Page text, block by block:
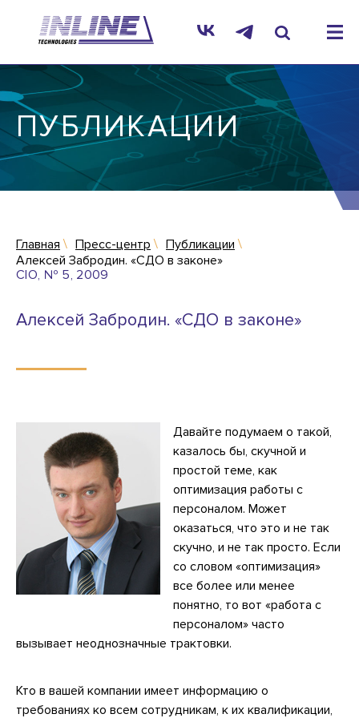
ПУБЛИКАЦИИ
Главная Пресс-центр
Публикации
Алексей Забродин. «СДО в законе»
CIO, № 5, 2009
Алексей Забродин. «СДО в законе»
Давайте подумаем о такой,
казалось бы, скучной и
простой теме, как
оптимизация работы с
персоналом. Может
оказаться, что это и не так
скучно, и не так просто. Если
со словом «оптимизация»
все более или менее
понятно, то вот «работа с
персоналом» часто
вызывает неоднозначные трактовки.
Кто в вашей компании имеет информацию о
требованиях ко всем сотрудникам, к их квалификации,